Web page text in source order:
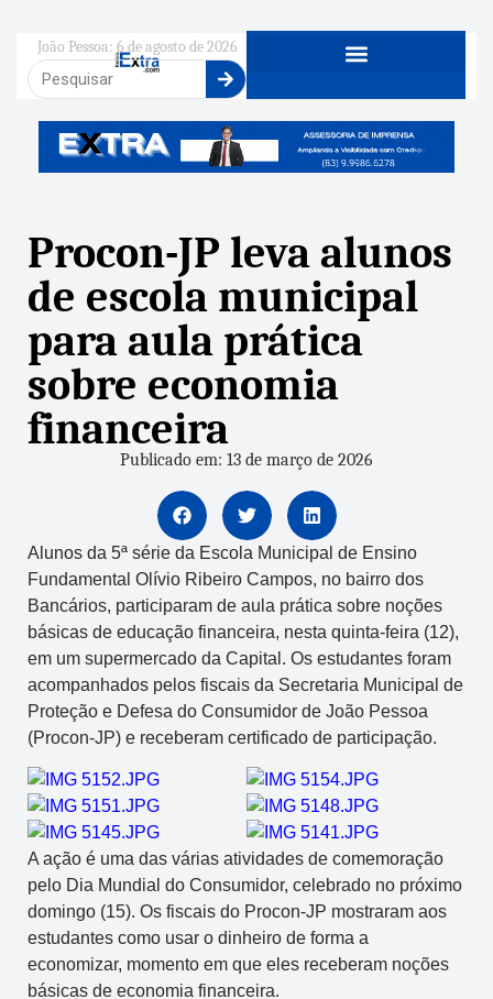
João Pessoa: 6 de agosto de 2026
Procon-JP leva alunos
de escola municipal
para aula prática
sobre economia
financeira
Publicado em: 13 de março de 2026
Alunos da 5ª série da Escola Municipal de Ensino
Fundamental Olívio Ribeiro Campos, no bairro dos
Bancários, participaram de aula prática sobre noções
básicas de educação financeira, nesta quinta-feira (12),
em um supermercado da Capital. Os estudantes foram
acompanhados pelos fiscais da Secretaria Municipal de
Proteção e Defesa do Consumidor de João Pessoa
(Procon-JP) e receberam certificado de participação.
A ação é uma das várias atividades de comemoração
pelo Dia Mundial do Consumidor, celebrado no próximo
domingo (15). Os fiscais do Procon-JP mostraram aos
estudantes como usar o dinheiro de forma a
economizar, momento em que eles receberam noções
básicas de economia financeira.